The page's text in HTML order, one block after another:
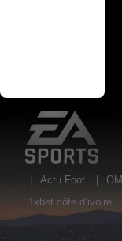
Actu Foot OM
1xbet côte d’ivoire